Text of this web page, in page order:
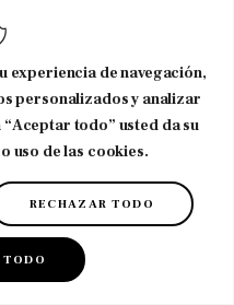
experiencia de navegación,
personalizados y analizar
todo” usted da su
uso de las cookies.
RECHAZAR TODO
newsletter
Oficial de Dietistas-